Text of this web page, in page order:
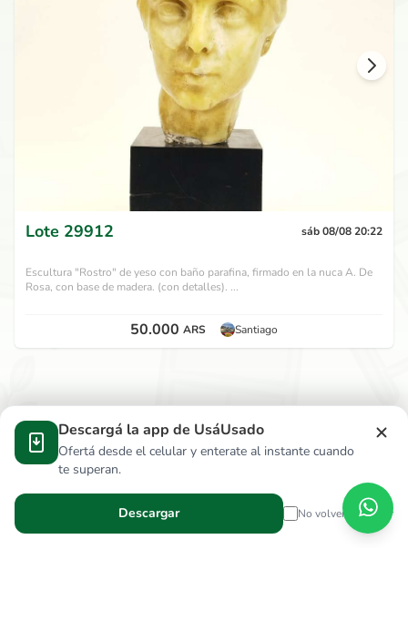
Lote 29912 sáb 08/08 20:22
Escultura "Rostro" de yeso con baño parafina, firmado en la nuca A. De
Rosa, con base de madera. (con detalles). ...
50.000 ARS Santiago
Descargá la app de UsáUsado
Ofertá desde el celular y enterate al instante cuando
te superan.
Descargar No volver a mostrar